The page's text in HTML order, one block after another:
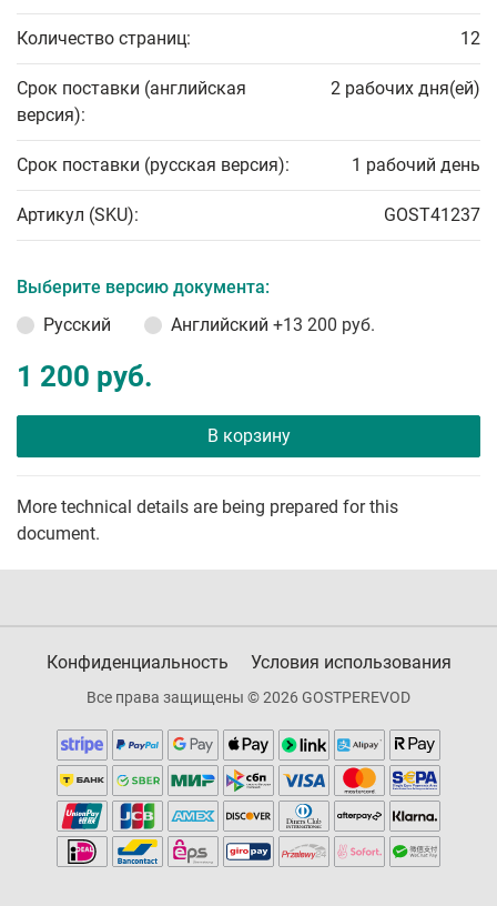
Количество страниц: 12
Срок поставки (английская
версия):
2 рабочих дня(ей)
Срок поставки (русская версия): 1 рабочий день
Артикул (SKU): GOST41237
Выберите версию документа:
Русский
Английский +13 200 руб.
1 200 руб.
В корзину
More technical details are being prepared for this
document.
Конфиденциальность Условия использования
Все права защищены © 2026 GOSTPEREVOD